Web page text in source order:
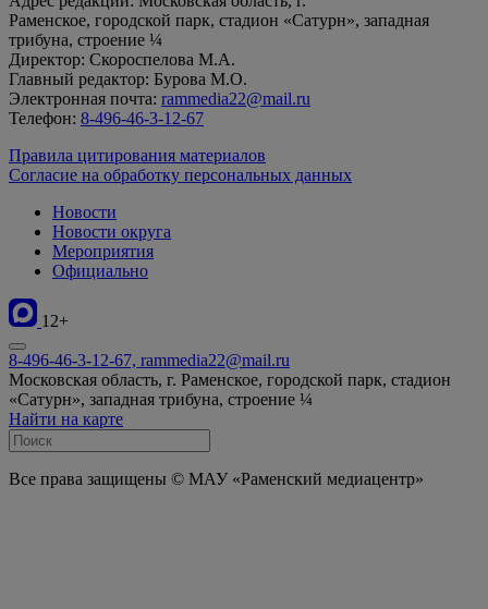
Раменское, городской парк, стадион «Сатурн», западная
трибуна, строение ¼
Директор: Скороспелова М.А.
Главный редактор: Бурова М.О.
Электронная почта: rammedia22@mail.ru
Телефон: 8-496-46-3-12-67
Правила цитирования материалов
Согласие на обработку персональных данных
Новости
Новости округа
Мероприятия
Официально
12+
8-496-46-3-12-67, rammedia22@mail.ru
Московская область, г. Раменское, городской парк, стадион
«Сатурн», западная трибуна, строение ¼
Найти на карте
Все права защищены © МАУ «Раменский медиацентр»